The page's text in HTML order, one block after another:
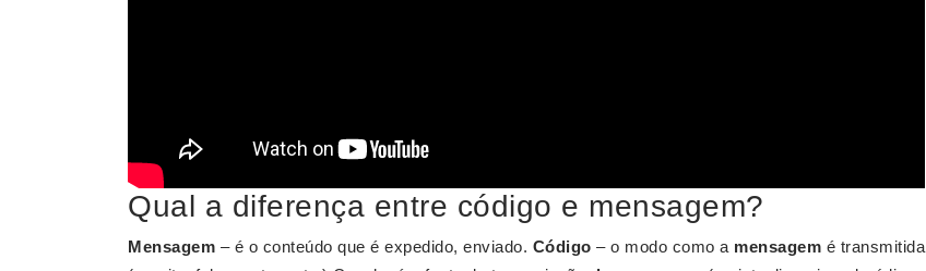
Qual a diferença entre código e mensagem?
Mensagem – é o conteúdo que é expedido, enviado. Código – o modo como a mensagem é transmitida